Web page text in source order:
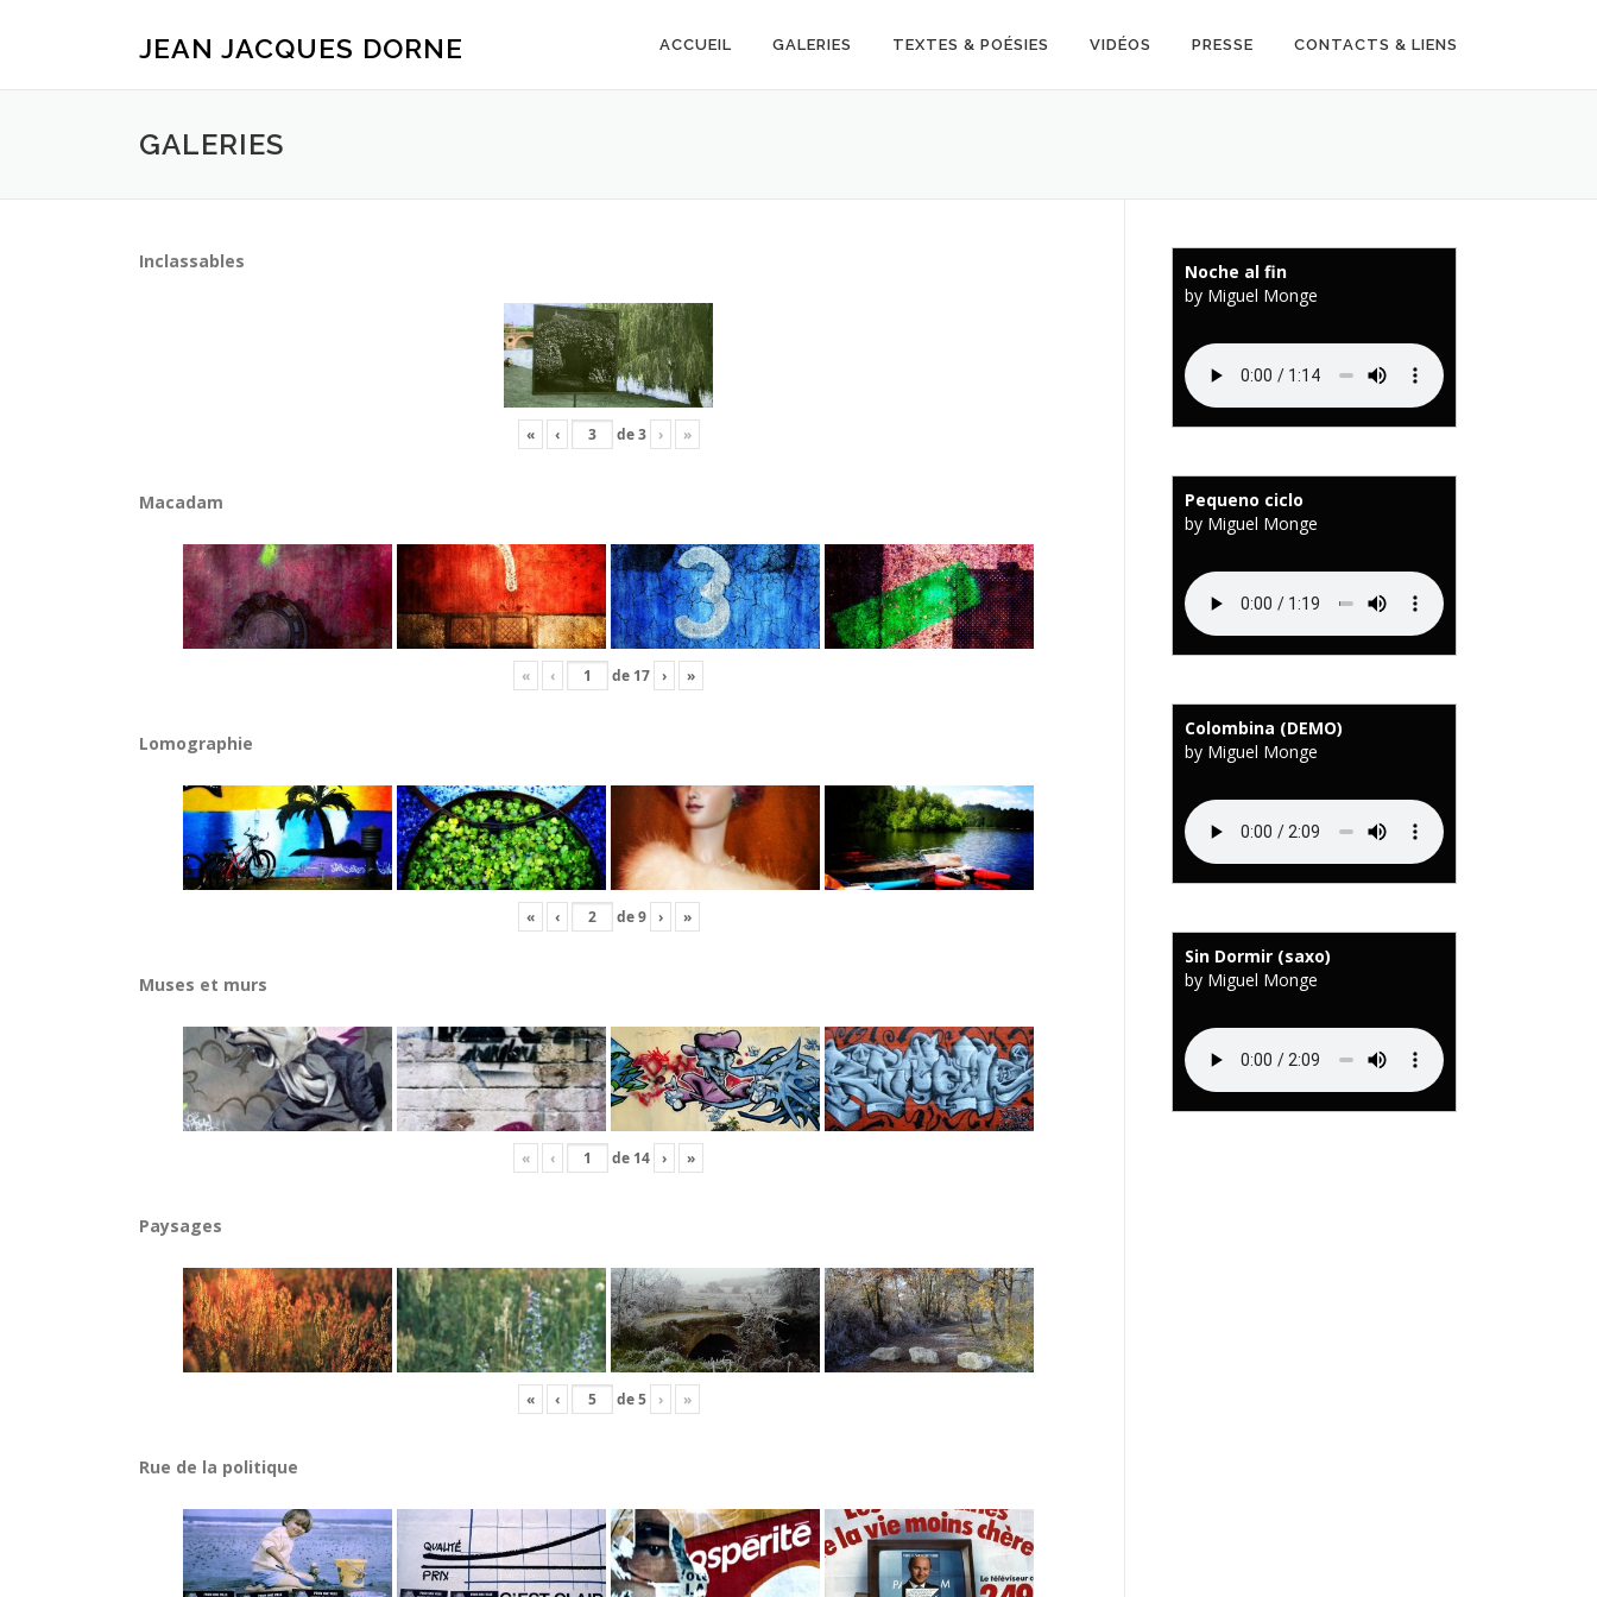
JEAN JACQUES DORNE ACCUEIL GALERIES TEXTES & POÉSIES VIDÉOS PRESSE CONTACTS & LIENS
GALERIES
Inclassables
« ‹ de3 › »
Macadam
« ‹ de 17 › »
Lomographie
« ‹ de9 › »
Muses et murs
« ‹ de 14 › »
Paysages
« ‹ de5 › »
Rue de la politique
Noche al fin
by Miguel Monge
Pequeno ciclo
by Miguel Monge
Colombina (DEMO)
by Miguel Monge
Sin Dormir (saxo)
by Miguel Monge